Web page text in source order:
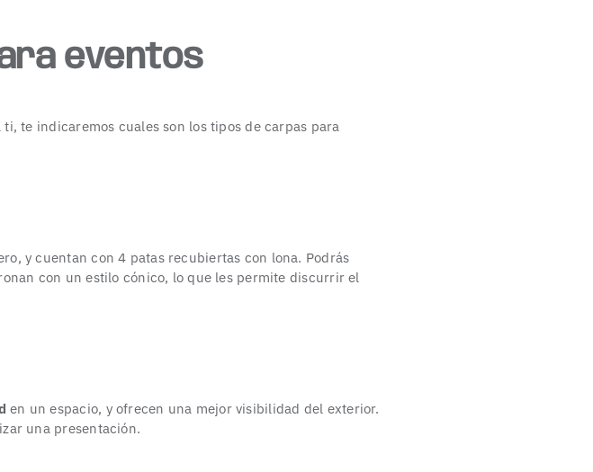
eventos
te indicaremos cuales son los tipos de carpas para
y cuentan con 4 patas recubiertas con lona. Podrás
con un estilo cónico, lo que les permite discurrir el
en un espacio, y ofrecen una mejor visibilidad del exterior.
una presentación.